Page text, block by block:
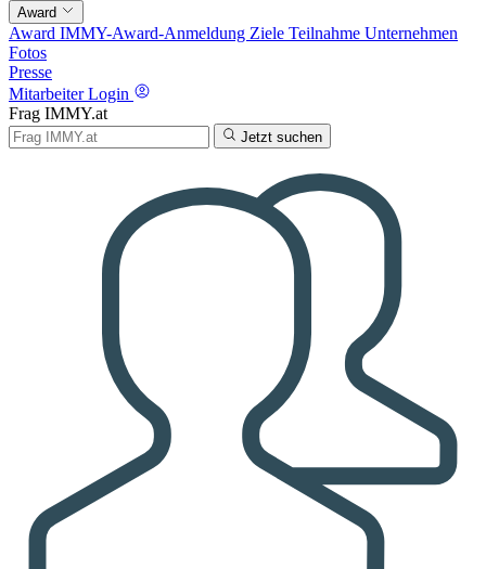
Award
Award IMMY-Award-Anmeldung Ziele Teilnahme Unternehmen
Fotos
Presse
Mitarbeiter Login
Frag IMMY.at
Jetzt suchen